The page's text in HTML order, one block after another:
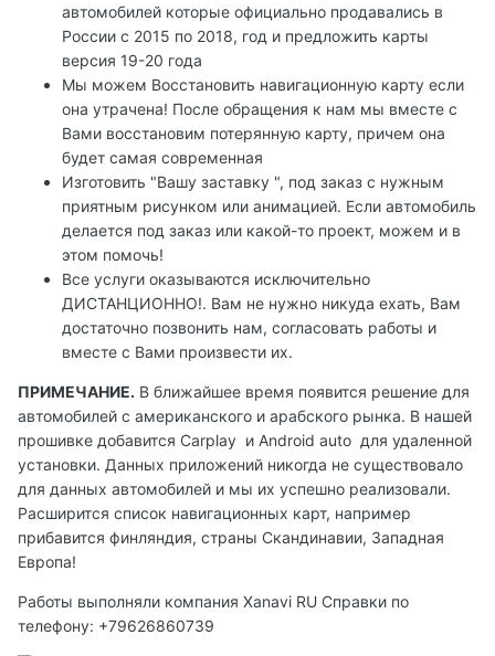
автомобилей которые официально продавались в
России с 2015 по 2018, год и предложить карты
версия 19-20 года
Мы можем Восстановить навигационную карту если
она утрачена! После обращения к нам мы вместе с
Вами восстановим потерянную карту, причем она
будет самая современная
Изготовить "Вашу заставку ", под заказ с нужным
приятным рисунком или анимацией. Если автомобиль
делается под заказ или какой-то проект, можем и в
этом помочь!
Все услуги оказываются исключительно
ДИСТАНЦИОННО!. Вам не нужно никуда ехать, Вам
достаточно позвонить нам, согласовать работы и
вместе с Вами произвести их.
ПРИМЕЧАНИЕ. В ближайшее время появится решение для
автомобилей с американского и арабского рынка. В нашей
прошивке добавится Carplay и Android auto для удаленной
установки. Данных приложений никогда не существовало
для данных автомобилей и мы их успешно реализовали.
Расширится список навигационных карт, например
прибавится финляндия, страны Скандинавии, Западная
Европа!
Работы выполняли компания Xanavi RU Справки по
телефону: +79626860739